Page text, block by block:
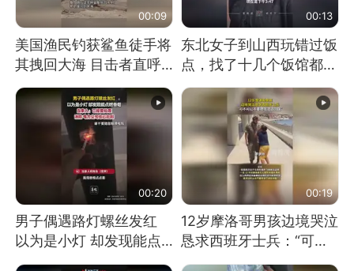
00:09
美国渔民钓获鲨鱼徒手将
其拽回大海 目击者直呼
震惊 （视频来源：参考
消息）
00:13
东北女子到山西玩错过饭
点，找了十几个饭馆都没
开门：午休到几点
00:20
男子偶遇路灯螺丝发红
以为是小灯 却发现能点
燃香烟 当事人：已报警
00:19
12岁摩洛哥男孩边境哭泣
恳求西班牙士兵：“可不
可以不要把我遣返回国”